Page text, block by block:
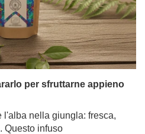
per sfruttarne appieno
l'alba nella giungla: fresca,
Questo infuso